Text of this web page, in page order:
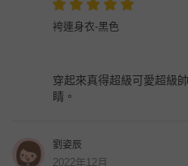
袴連身衣-黑色
穿起來真得超級可愛超級
睛。
劉姿辰
2022年12月